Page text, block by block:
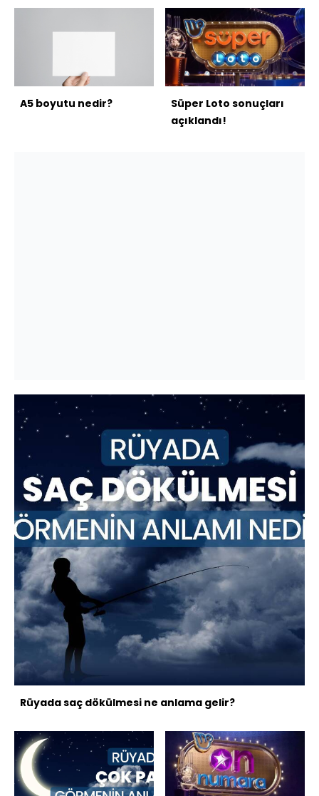
A5 boyutu nedir?
Süper Loto sonuçları
açıklandı!
Rüyada saç dökülmesi ne anlama gelir?